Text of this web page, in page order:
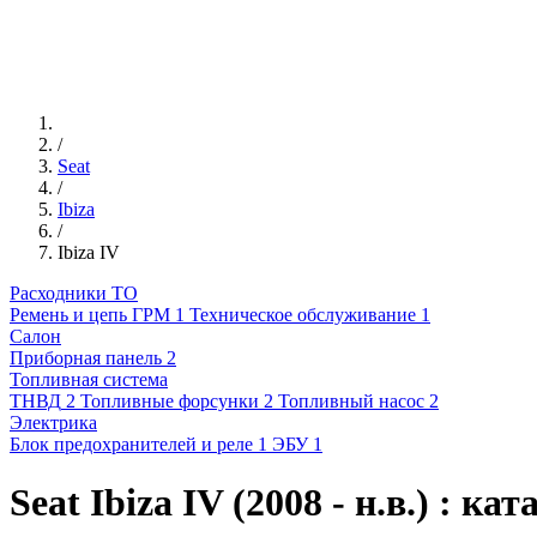
/
Seat
/
Ibiza
/
Ibiza IV
Расходники ТО
Ремень и цепь ГРМ 1 Техническое обслуживание 1
Салон
Приборная панель 2
Топливная система
ТНВД 2 Топливные форсунки 2 Топливный насос 2
Электрика
Блок предохранителей и реле 1 ЭБУ 1
Seat Ibiza IV (2008 - н.в.) :